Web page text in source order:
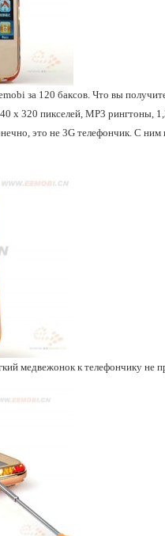
за 120 баксов. Что вы
х 320 пикселей, MP3 рингтоны,
это не 3G телефончик. С ним
медвежонок к телефончику не